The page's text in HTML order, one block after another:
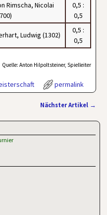
Rimscha, Nicolai
0,5 :
0,5
Ludwig (1302)
0,5 :
0,5
Quelle: Anton Hilpoltsteiner, Spielleiter
permalink
Nächster Artikel →